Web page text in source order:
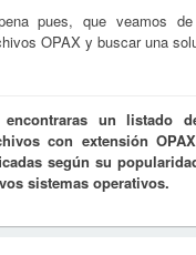
pues, que veamos
OPAX y buscar una
un listado
con extensión
según su
sistemas operativos.